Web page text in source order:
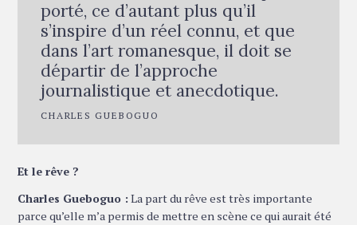
porté, ce d’autant plus qu’il
s’inspire d’un réel connu, et que
dans l’art romanesque, il doit se
départir de l’approche
journalistique et anecdotique.
CHARLES GUEBOGUO
Et le rêve ?
Charles Gueboguo : La part du rêve est très importante
parce qu’elle m’a permis de mettre en scène ce qui aurait été